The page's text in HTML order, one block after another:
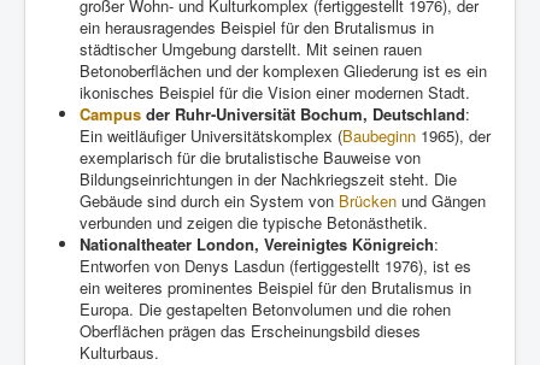
großer Wohn- und Kulturkomplex (fertiggestellt 1976), der
ein herausragendes Beispiel für den Brutalismus in
städtischer Umgebung darstellt. Mit seinen rauen
Betonoberflächen und der komplexen Gliederung ist es ein
ikonisches Beispiel für die Vision einer modernen Stadt.
Campus der Ruhr-Universität Bochum, Deutschland:
Ein weitläufiger Universitätskomplex (Baubeginn 1965), der
exemplarisch für die brutalistische Bauweise von
Bildungseinrichtungen in der Nachkriegszeit steht. Die
Gebäude sind durch ein System von Brücken und Gängen
verbunden und zeigen die typische Betonästhetik.
Nationaltheater London, Vereinigtes Königreich:
Entworfen von Denys Lasdun (fertiggestellt 1976), ist es
ein weiteres prominentes Beispiel für den Brutalismus in
Europa. Die gestapelten Betonvolumen und die rohen
Oberflächen prägen das Erscheinungsbild dieses
Kulturbaus.